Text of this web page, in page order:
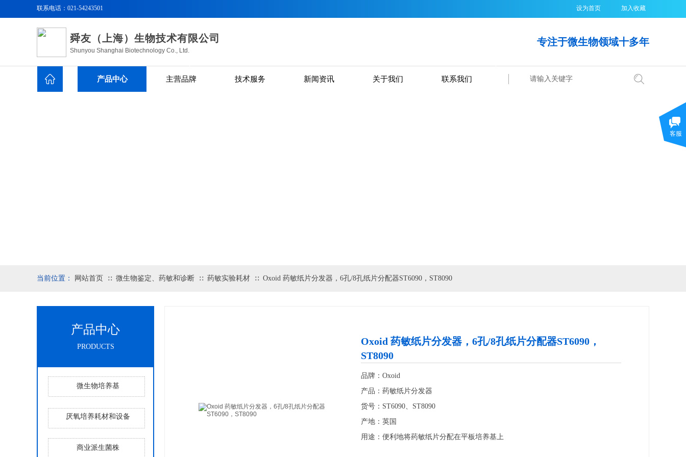
设为首页 加入收藏
联系电话： 021-54243501
舜友（上海）生物技术有限公司
Shunyou Shanghai Biotechnology Co., Ltd.
专注于微生物领域十多年
产品中心 主营品牌 技术服务 新闻资讯 关于我们 联系我们 搜索
当前位置： 网站首页 ∷ 微生物鉴定、药敏和诊断 ∷ 药敏实验耗材 ∷ Oxoid 药敏纸片分发器，6孔/8孔纸片分配器ST6090，ST8090
产品中心
PRODUCTS
微生物培养基
厌氧培养耗材和设备
商业派生菌株
Oxoid 药敏纸片分发器，6孔/8孔纸片分配器ST6090，
ST8090
品牌：Oxoid
产品：药敏纸片分发器
货号：ST6090、ST8090
产地：英国
用途：便利地将药敏纸片分配在平板培养基上
客服